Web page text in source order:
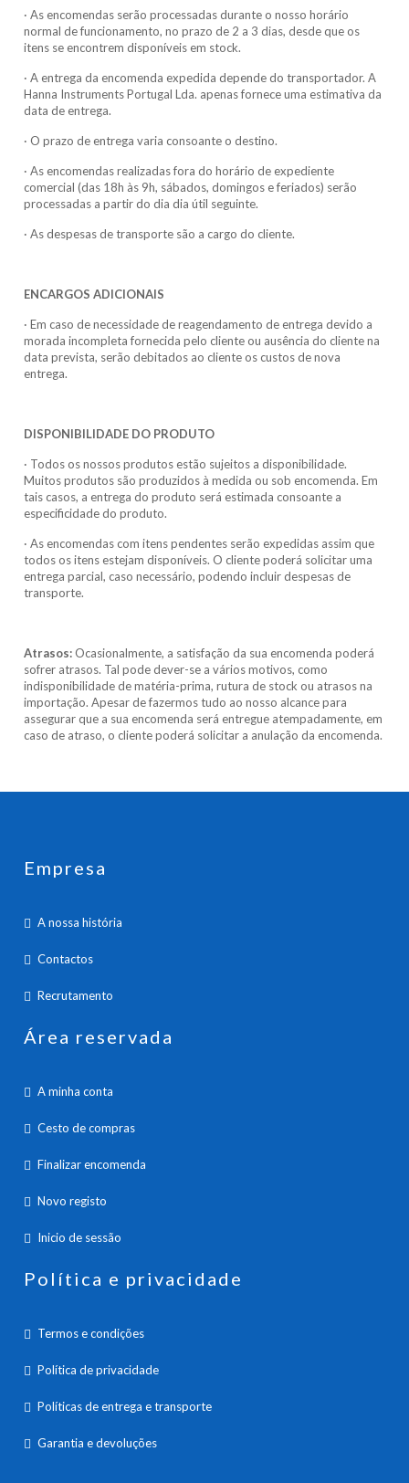
· As encomendas serão processadas durante o nosso horário
normal de funcionamento, no prazo de 2 a 3 dias, desde que os
itens se encontrem disponíveis em stock.
· A entrega da encomenda expedida depende do transportador. A
Hanna Instruments Portugal Lda. apenas fornece uma estimativa da
data de entrega.
· O prazo de entrega varia consoante o destino.
· As encomendas realizadas fora do horário de expediente
comercial (das 18h às 9h, sábados, domingos e feriados) serão
processadas a partir do dia dia útil seguinte.
· As despesas de transporte são a cargo do cliente.
ENCARGOS ADICIONAIS
· Em caso de necessidade de reagendamento de entrega devido a
morada incompleta fornecida pelo cliente ou ausência do cliente na
data prevista, serão debitados ao cliente os custos de nova
entrega.
DISPONIBILIDADE DO PRODUTO
· Todos os nossos produtos estão sujeitos a disponibilidade.
Muitos produtos são produzidos à medida ou sob encomenda. Em
tais casos, a entrega do produto será estimada consoante a
especificidade do produto.
· As encomendas com itens pendentes serão expedidas assim que
todos os itens estejam disponíveis. O cliente poderá solicitar uma
entrega parcial, caso necessário, podendo incluir despesas de
transporte.
Atrasos:Ocasionalmente, a satisfação da sua encomenda poderá
sofrer atrasos. Tal pode dever-se a vários motivos, como
indisponibilidade de matéria-prima, rutura de stock ou atrasos na
importação. Apesar de fazermos tudo ao nosso alcance para
assegurar que a sua encomenda será entregue atempadamente, em
caso de atraso, o cliente poderá solicitar a anulação da encomenda.
Empresa
A nossa história
Contactos
Recrutamento
Área reservada
A minha conta
Cesto de compras
Finalizar encomenda
Novo registo
Inicio de sessão
Política e privacidade
Termos e condições
Política de privacidade
Políticas de entrega e transporte
Garantia e devoluções